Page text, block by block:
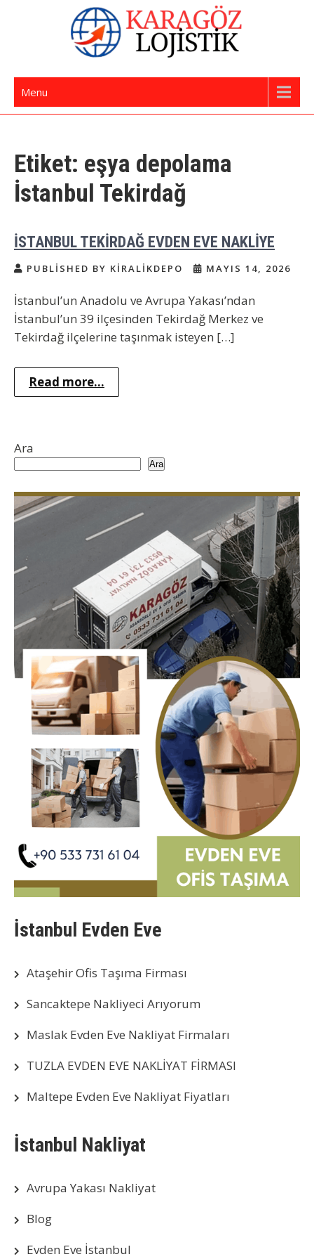
İstanbul Evden Eve Nakliye | İstanbul
Nakliyat
Menu
Etiket: eşya depolama
İstanbul Tekirdağ
İSTANBUL TEKİRDAĞ EVDEN EVE NAKLİYE
PUBLISHED BY KIRALIKDEPO MAYIS 14, 2026
İstanbul’un Anadolu ve Avrupa Yakası’ndan
İstanbul’un 39 ilçesinden Tekirdağ Merkez ve
Tekirdağ ilçelerine taşınmak isteyen […]
Read more...
Ara
Ara
İstanbul Evden Eve
Ataşehir Ofis Taşıma Firması
Sancaktepe Nakliyeci Arıyorum
Maslak Evden Eve Nakliyat Firmaları
TUZLA EVDEN EVE NAKLİYAT FİRMASI
Maltepe Evden Eve Nakliyat Fiyatları
İstanbul Nakliyat
Avrupa Yakası Nakliyat
Blog
Evden Eve İstanbul